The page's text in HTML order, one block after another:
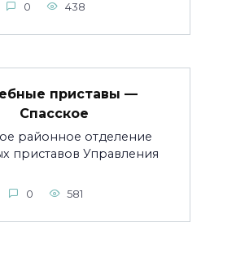
0 438
приставы —
Спасское
районное отделение
приставов Управления
0 581